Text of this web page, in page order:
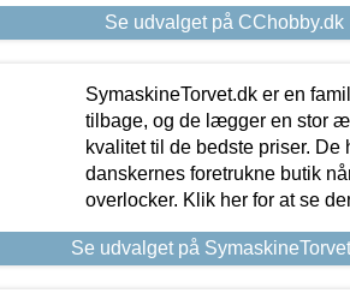
Se udvalget på CChobby.dk
SymaskineTorvet.dk er en
tilbage, og de lægger en stor
kvalitet til de bedste priser.
danskernes foretrukne butik
overlocker. Klik her for at se
Se udvalget på